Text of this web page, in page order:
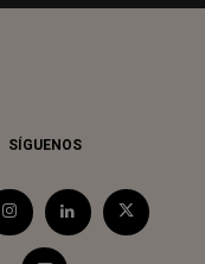
SÍGUENOS